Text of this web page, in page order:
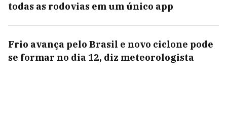
todas as rodovias em um único app
Frio avança pelo Brasil e novo ciclone pode
se formar no dia 12, diz meteorologista